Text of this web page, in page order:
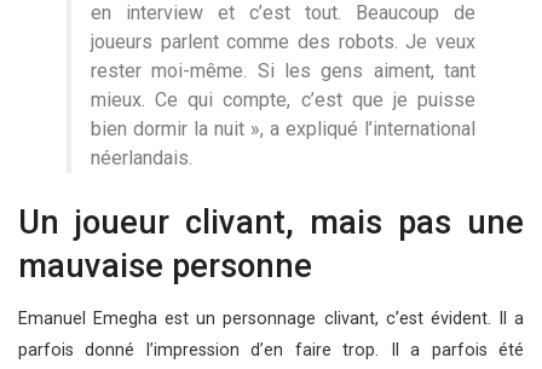
en interview et c’est tout. Beaucoup de
joueurs parlent comme des robots. Je veux
rester moi-même. Si les gens aiment, tant
mieux. Ce qui compte, c’est que je puisse
bien dormir la nuit », a expliqué l’international
néerlandais.
Un joueur clivant, mais pas une
mauvaise personne
Emanuel Emegha est un personnage clivant, c’est évident. Il a
parfois donné l’impression d’en faire trop. Il a parfois été